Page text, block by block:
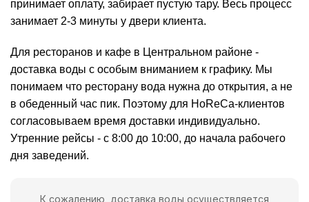
принимает оплату, забирает пустую тару. Весь процесс
занимает 2-3 минуты у двери клиента.
Для ресторанов и кафе в Центральном районе -
доставка воды с особым вниманием к графику. Мы
понимаем что ресторану вода нужна до открытия, а не
в обеденный час пик. Поэтому для HoReCa-клиентов
согласовываем время доставки индивидуально.
Утренние рейсы - с 8:00 до 10:00, до начала рабочего
дня заведений.
К сожалению, доставка воды осуществляется